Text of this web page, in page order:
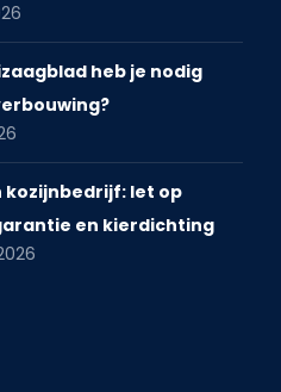
heb je nodig
kozijnbedrijf: let op
en kierdichting